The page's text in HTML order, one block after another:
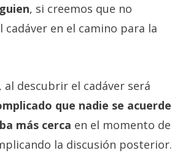
, si creemos que no
cadáver en el camino para la
al descubrir el cadáver será
que nadie se acuerde
más cerca en el momento de
la discusión posterior.